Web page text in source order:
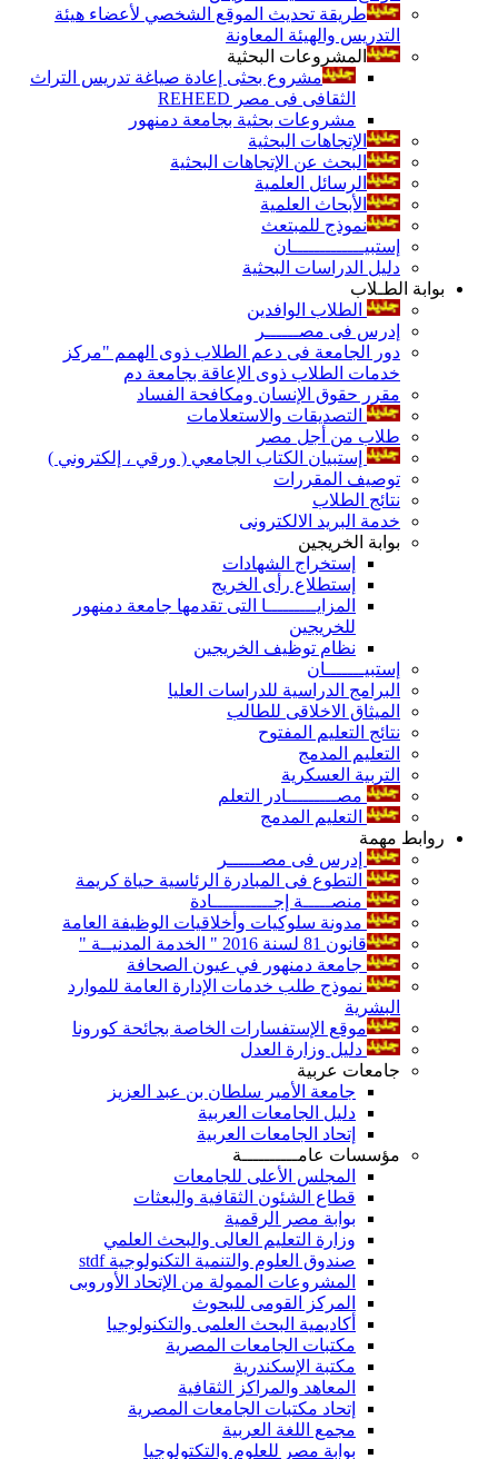
طريقة تحديث الموقع الشخصي لأعضاء هيئة
التدريس والهيئة المعاونة
المشروعات البحثية
مشروع بحثى إعادة صياغة تدريس التراث
الثقافى فى مصر REHEED
مشروعات بحثية بجامعة دمنهور
الإتجاهات البحثية
البحث عن الإتجاهات البحثية
الرسائل العلمية
الأبحاث العلمية
نموذج للمبتعث
إستبيـــــــــــــان
دليل الدراسات البحثية
بوابة الطـلاب
الطلاب الوافدين
إدرس فى مصــــــر
دور الجامعة فى دعم الطلاب ذوى الهمم "مركز
خدمات الطلاب ذوى الإعاقة بجامعة دم
مقرر حقوق الإنسان ومكافحة الفساد
التصديقات والاستعلامات
طلاب من أجل مصر
إستبيان الكتاب الجامعي ( ورقي ، إلكتروني )
توصيف المقررات
نتائج الطلاب
خدمة البريد الالكترونى
بوابة الخريجين
إستخراج الشهادات
إستطلاع رأى الخريج
المزايـــــــــا التى تقدمها جامعة دمنهور
للخريجين
نظام توظيف الخريجين
إستبيـــــــان
البرامج الدراسية للدراسات العليا
الميثاق الاخلاقى للطالب
نتائج التعليم المفتوح
التعليم المدمج
التربية العسكرية
مصـــــــــادر التعلم
التعليم المدمج
روابط مهمة
إدرس فى مصــــــر
التطوع فى المبادرة الرئاسية حياة كريمة
منصـــــة إجـــــــــــادة
مدونة سلوكيات وأخلاقيات الوظيفة العامة
قانون 81 لسنة 2016 " الخدمة المدنيــة "
جامعة دمنهور في عيون الصحافة
نموذج طلب خدمات الإدارة العامة للموارد
البشرية
موقع الإستفسارات الخاصة بجائحة كورونا
دليل وزارة العدل
جامعات عربية
جامعة الأمير سلطان بن عبد العزيز
دليل الجامعات العربية
إتحاد الجامعات العربية
مؤسسات عامــــــــــة
المجلس الأعلى للجامعات
قطاع الشئون الثقافية والبعثات
بوابة مصر الرقمية
وزارة التعليم العالى والبحث العلمي
صندوق العلوم والتنمية التكنولوجية stdf
المشروعات الممولة من الإتحاد الأوروبى
المركز القومى للبحوث
أكاديمية البحث العلمى والتكنولوجيا
مكتبات الجامعات المصرية
مكتبة الإسكندرية
المعاهد والمراكز الثقافية
إتحاد مكتبات الجامعات المصرية
مجمع اللغة العربية
بوابة مصر للعلوم والتكتولوجيا